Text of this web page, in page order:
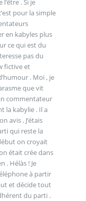
. Si je
pour la simple
en kabyles plus
ce qui est du
pas du
fictive et
. Moi , je
que vit
commentateur
la kabylie . Il a
avis . J’étais
qui reste la
on croyait
était crée dans
. Hélàs ! Je
à partir
et décide tout
du parti .